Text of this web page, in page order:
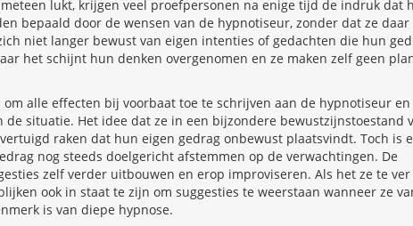
lukt, krijgen veel proefpersonen na enige tijd de indruk dat
bepaald door de wensen van de hypnotiseur, zonder dat ze daar
niet langer bewust van eigen intenties of gedachten die hun
het schijnt hun denken overgenomen en ze maken zelf geen
alle effecten bij voorbaat toe te schrijven aan de hypnotiseur
situatie. Het idee dat ze in een bijzondere bewustzijnstoestand
raken dat hun eigen gedrag onbewust plaatsvindt. Toch is
nog steeds doelgericht afstemmen op de verwachtingen. De
zelf verder uitbouwen en erop improviseren. Als het ze te ver
ook in staat te zijn om suggesties te weerstaan wanneer ze
is van diepe hypnose.